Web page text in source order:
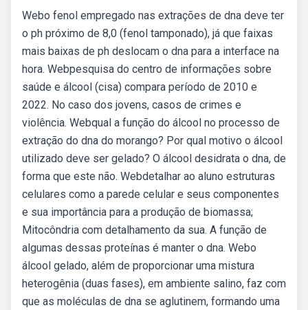
Webo fenol empregado nas extrações de dna deve ter
o ph próximo de 8,0 (fenol tamponado), já que faixas
mais baixas de ph deslocam o dna para a interface na
hora. Webpesquisa do centro de informações sobre
saúde e álcool (cisa) compara período de 2010 e
2022. No caso dos jovens, casos de crimes e
violência. Webqual a função do álcool no processo de
extração do dna do morango? Por qual motivo o álcool
utilizado deve ser gelado? O álcool desidrata o dna, de
forma que este não. Webdetalhar ao aluno estruturas
celulares como a parede celular e seus componentes
e sua importância para a produção de biomassa;
Mitocôndria com detalhamento da sua. A função de
algumas dessas proteínas é manter o dna. Webo
álcool gelado, além de proporcionar uma mistura
heterogênia (duas fases), em ambiente salino, faz com
que as moléculas de dna se aglutinem, formando uma